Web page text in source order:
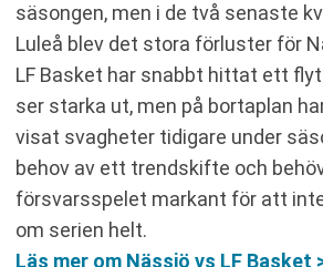
säsongen, men i de två senaste
Luleå blev det stora förluster för
LF Basket har snabbt hittat ett
ser starka ut, men på bortaplan
visat svagheter tidigare under
behov av ett trendskifte och
försvarsspelet markant för att
om serien helt.
Läs mer om Nässjö vs LF Basket